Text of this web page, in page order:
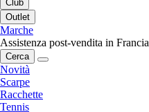
Club
Outlet
Marche
Assistenza post-vendita in Francia
Cerca
Novità
Scarpe
Racchette
Tennis